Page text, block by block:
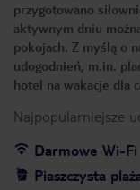
przygotowano
aktywnym dniu
pokojach. Z myślą o
udogodnień, m.in.
hotel na wakacje dla
Najpopularniejsze
Darmowe Wi-Fi
Piaszczysta